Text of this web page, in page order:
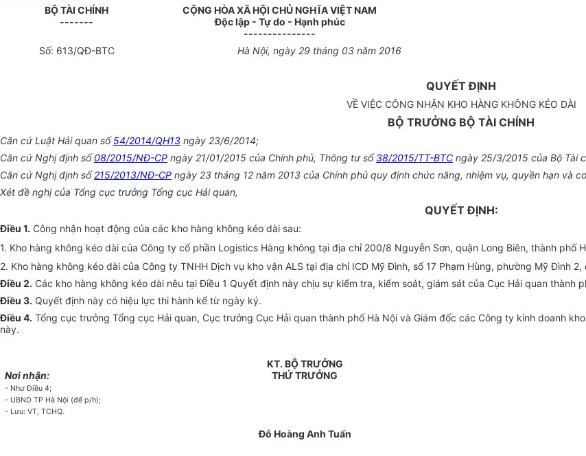
BỘ TÀI CHÍNH
-------
CỘNG HÒA XÃ HỘI CHỦ NGHĨA VIỆT NAM
Độc lập - Tự do - Hạnh phúc
---------------
Số: 613/QĐ-BTC Hà Nội, ngày 29tháng 03 năm 2016
QUYẾT ĐỊNH
VỀ VIỆC CÔNG NHẬN KHO HÀNG KHÔNG KÉO DÀI
BỘ TRƯỞNG BỘ TÀI CHÍNH
Căn cứ Luật Hải quan số54/2014/QH13 ngày 23/6/2014;
Căn cứ Nghị định số08/2015/NĐ-CP ngày 21/01/2015 của Chính phủ, Thông tư số38/2015/TT-BTC ngày 25/3/2015 của Bộ Tài
Căn cứ Nghị định số215/2013/NĐ-CP ngày 23 tháng 12 năm 2013 của Chính phủ quy định chức năng, nhiệm vụ, quyền hạn và
Xét đề nghị của Tổng cục trưởng Tổng cục Hải quan,
QUYẾT ĐỊNH:
Điều 1. Công nhận hoạt động của các kho hàng không kéo dài sau:
1. Kho hàng không kéo dài của Công ty cổ phần Logistics Hàng không tại địa chỉ 200/8 Nguyễn Sơn, quận Long Biên, thành phố
2. Kho hàng không kéo dài của Công ty TNHH Dịch vụ kho vận ALS tại địa chỉ ICD Mỹ Đình, số 17 Phạm Hùng, phường Mỹ Đình
Điều 2. Các kho hàng không kéo dài nêu tại Điều 1 Quyết định này chịu sự kiểm tra, kiểm soát, giám sát của Cục Hải quan thành
Điều 3. Quyết định này có hiệu lực thi hành kể từ ngày ký.
Điều 4. Tổng cục trưởng Tổng cục Hải quan, Cục trưởng Cục Hải quan thành phố Hà Nội và Giám đốc các Công ty kinh doanh
này.
Nơi nhận:
- Như Điều 4;
- UBND TP Hà Nội (để p/h);
- Lưu: VT, TCHQ.
KT. BỘ TRƯỞNG
THỨ TRƯỞNG
Đỗ Hoàng Anh Tuấn